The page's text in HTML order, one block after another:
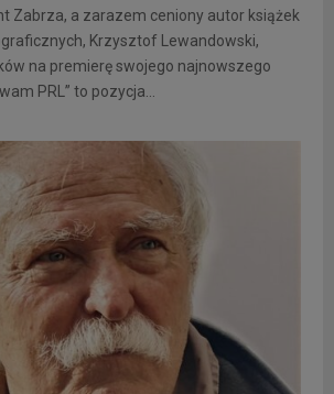
Zabrza, a zarazem ceniony autor książek
Krzysztof Lewandowski,
na premierę swojego najnowszego
PRL” to pozycja...